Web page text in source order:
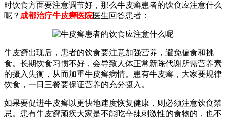
时饮食方面要注意调节好，那么牛皮癣患者的饮食应注意什么
呢？ 成都治疗牛皮癣医院医生回答患者：
牛皮癣出现后，患者的饮食要注意加强营养，避免偏食和挑
食。长期饮食习惯不好，会导致人体正常新陈代谢所需营养素
的摄入失衡，从而加重牛皮癣病情。患有牛皮癣，大家要规律
饮食，一日三餐要保证营养的充分摄入。
如果要促进牛皮癣以更快地速度恢复健康，则必须注意饮食禁
忌。患有牛皮癣顽疾大家是不能吃辛辣刺激性的食物的，也不